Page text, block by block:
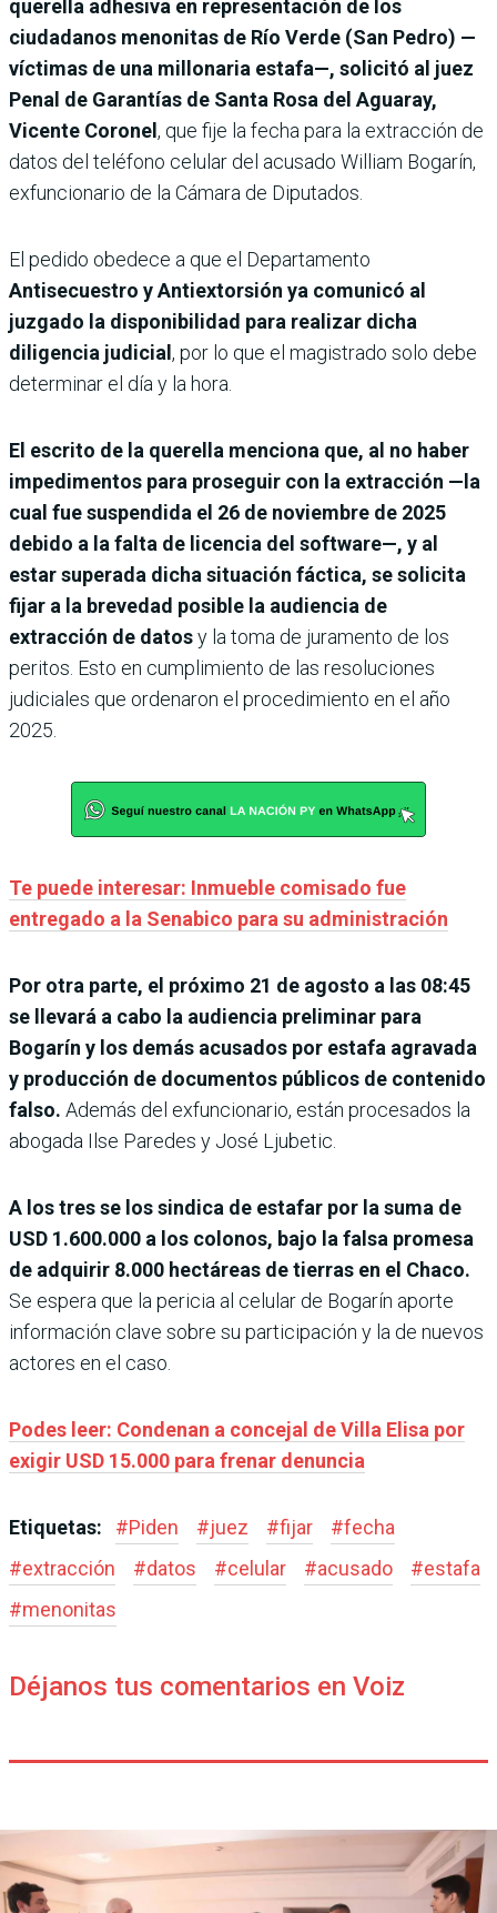
querella adhesiva en representación de los
ciudadanos menonitas de Río Verde (San Pedro) —
víctimas de una millonaria estafa—, solicitó al juez
Penal de Garantías de Santa Rosa del Aguaray,
Vicente Coronel , que fije la fecha para la extracción de
datos del teléfono celular del acusado William Bogarín,
exfuncionario de la Cámara de Diputados.
El pedido obedece a que el Departamento
Antisecuestro y Antiextorsión ya comunicó al
juzgado la disponibilidad para realizar dicha
diligencia judicial , por lo que el magistrado solo debe
determinar el día y la hora.
El escrito de la querella menciona que, al no haber
impedimentos para proseguir con la extracción —la
cual fue suspendida el 26 de noviembre de 2025
debido a la falta de licencia del software—, y al
estar superada dicha situación fáctica, se solicita
fijar a la brevedad posible la audiencia de
extracción de datosy la toma de juramento de los
peritos. Esto en cumplimiento de las resoluciones
judiciales que ordenaron el procedimiento en el año
2025.
Te puede interesar: Inmueble comisado fue
entregado a la Senabico para su administración
Por otra parte, el próximo 21 de agosto a las 08:45
se llevará a cabo la audiencia preliminar para
Bogarín y los demás acusados por estafa agravada
y producción de documentos públicos de contenido
falso. Además del exfuncionario, están procesados la
abogada Ilse Paredes y José Ljubetic.
A los tres se los sindica de estafar por la suma de
USD 1.600.000 a los colonos, bajo la falsa promesa
de adquirir 8.000 hectáreas de tierras en el Chaco.
Se espera que la pericia al celular de Bogarín aporte
información clave sobre su participación y la de nuevos
actores en el caso.
Podes leer: Condenan a concejal de Villa Elisa por
exigir USD 15.000 para frenar denuncia
Etiquetas: #Piden #juez #fijar #fecha
#extracción #datos #celular #acusado #estafa
#menonitas
Déjanos tus comentarios en Voiz